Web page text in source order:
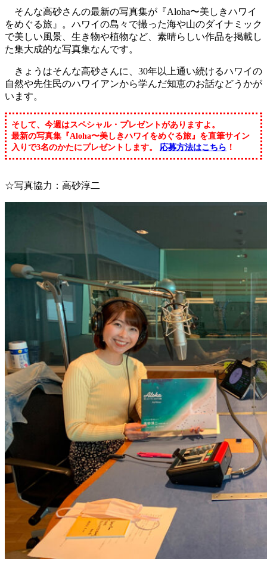
そんな高砂さんの最新の写真集が『Aloha〜美しきハワイ
をめぐる旅』。ハワイの島々で撮った海や山のダイナミック
で美しい風景、生き物や植物など、素晴らしい作品を掲載し
た集大成的な写真集なんです。
きょうはそんな高砂さんに、30年以上通い続けるハワイの
自然や先住民のハワイアンから学んだ知恵のお話などうかが
います。
そして、今週はスペシャル・プレゼントがありますよ。
最新の写真集『Aloha〜美しきハワイをめぐる旅』を直筆サイン
入りで3名のかたにプレゼントします。 応募方法はこちら ！
☆写真協力：高砂淳二